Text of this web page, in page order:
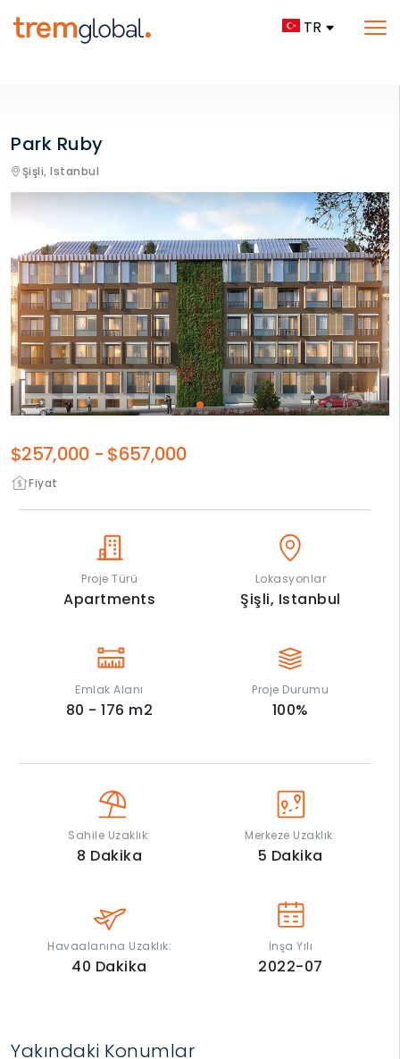
TR
Park Ruby
Şişli, Istanbul
Fiyat
$257,000 - $657,000
Proje Türü
Apartments
Lokasyonlar
Şişli, Istanbul
Emlak Alanı
80 - 176 m2
Proje Durumu
100%
Sahile Uzaklık:
8 Dakika
Merkeze Uzaklık:
5 Dakika
Havaalanına Uzaklık:
40 Dakika
İnşa Yılı
2022-07
Yakındaki Konumlar